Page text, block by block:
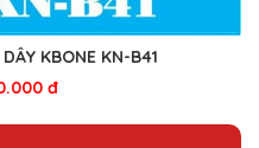
KBONE KN-B41
đ